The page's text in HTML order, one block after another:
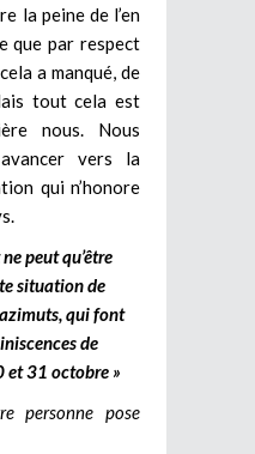
la peine de l’en
que par respect
a manqué, de
tout cela est
nous. Nous
vers la
qui n’honore
peut qu’être
situation de
qui font
de
et 31 octobre »
personne pose